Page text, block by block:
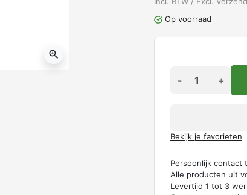
zoom_in
Op voorraad
- +
Bekijk je favorieten
Persoonlijk contact
Alle producten uit
Levertijd 1 tot 3